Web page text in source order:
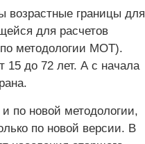
возрастные границы для
для расчетов
методологии МОТ).
15 до 72 лет. А с начала
по новой методологии,
по новой версии. В